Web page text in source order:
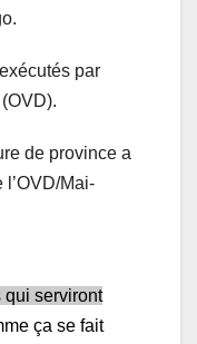
par
de province a
Mai-
qui serviront
ça se fait